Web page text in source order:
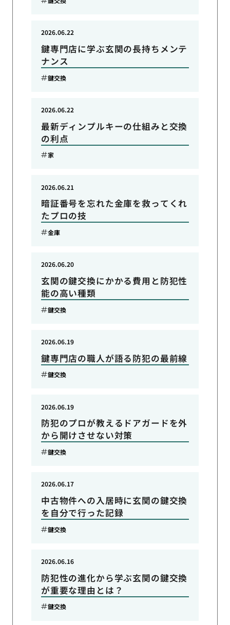
鍵専門店に学ぶ玄関の長持ちメンテ
ナンス
2026.06.22
鍵交換
最新ディンプルキーの仕組みと交換
の利点
2026.06.22
家
暗証番号を忘れた金庫を救ってくれ
たプロの技
2026.06.21
金庫
玄関の鍵交換にかかる費用と防犯性
能の高い種類
2026.06.20
鍵交換
鍵専門店の職人が語る防犯の最前線
2026.06.19
鍵交換
防犯のプロが教えるドアガードを外
から開けさせない対策
2026.06.19
鍵交換
中古物件への入居時に玄関の鍵交換
を自分で行った記録
2026.06.17
鍵交換
防犯性の進化から学ぶ玄関の鍵交換
が重要な理由とは？
2026.06.16
鍵交換